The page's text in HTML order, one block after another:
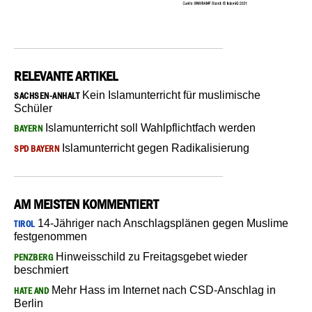
RELEVANTE ARTIKEL
SACHSEN-ANHALTKein Islamunterricht für muslimische
Schüler
BAYERN Islamunterricht soll Wahlpflichtfach werden
SPD BAYERN Islamunterricht gegen Radikalisierung
AM MEISTEN KOMMENTIERT
TIROL14-Jähriger nach Anschlagsplänen gegen Muslime
festgenommen
PENZBERGHinweisschild zu Freitagsgebet wieder
beschmiert
HATE ANDMehr Hass im Internet nach CSD-Anschlag in
Berlin